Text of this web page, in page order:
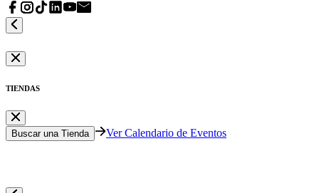
TIENDAS
Buscar una Tienda Ver Calendario de Eventos